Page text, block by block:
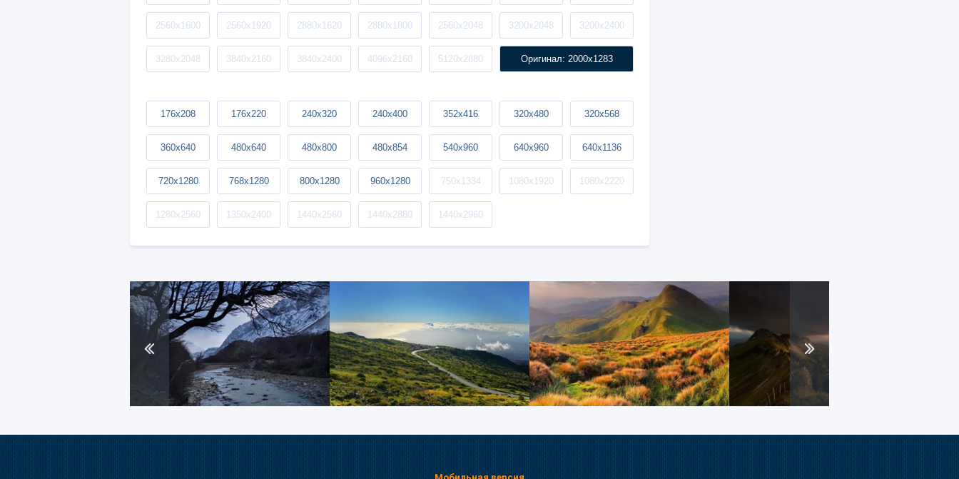
2560x1600 2560x1920 2880x1620 2880x1800 2560x2048 3200x2048 3200x2400
3280x2048 3840x2160 3840x2400 4096x2160 5120x2880 Оригинал: 2000x1283
176x208 176x220 240x320 240x400 352x416 320x480 320x568
360x640 480x640 480x800 480x854 540x960 640x960 640x1136
720x1280 768x1280 800x1280 960x1280 750x1334 1080x1920 1080x2220
1280x2560 1350x2400 1440x2560 1440x2880 1440x2960